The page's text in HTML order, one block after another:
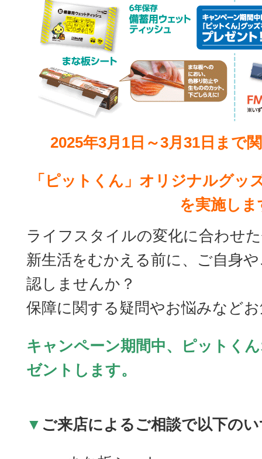
2025年3月1日～3月31日まで
「ピットくん」オリジナルグッ
を実施しま
ライフスタイルの変化に合わせ
新生活をむかえる前に、ご自身
認しませんか？
保障に関する疑問やお悩みなど
キャンペーン期間中、ピットく
ゼントします。
▼ ご来店によるご相談で以下の